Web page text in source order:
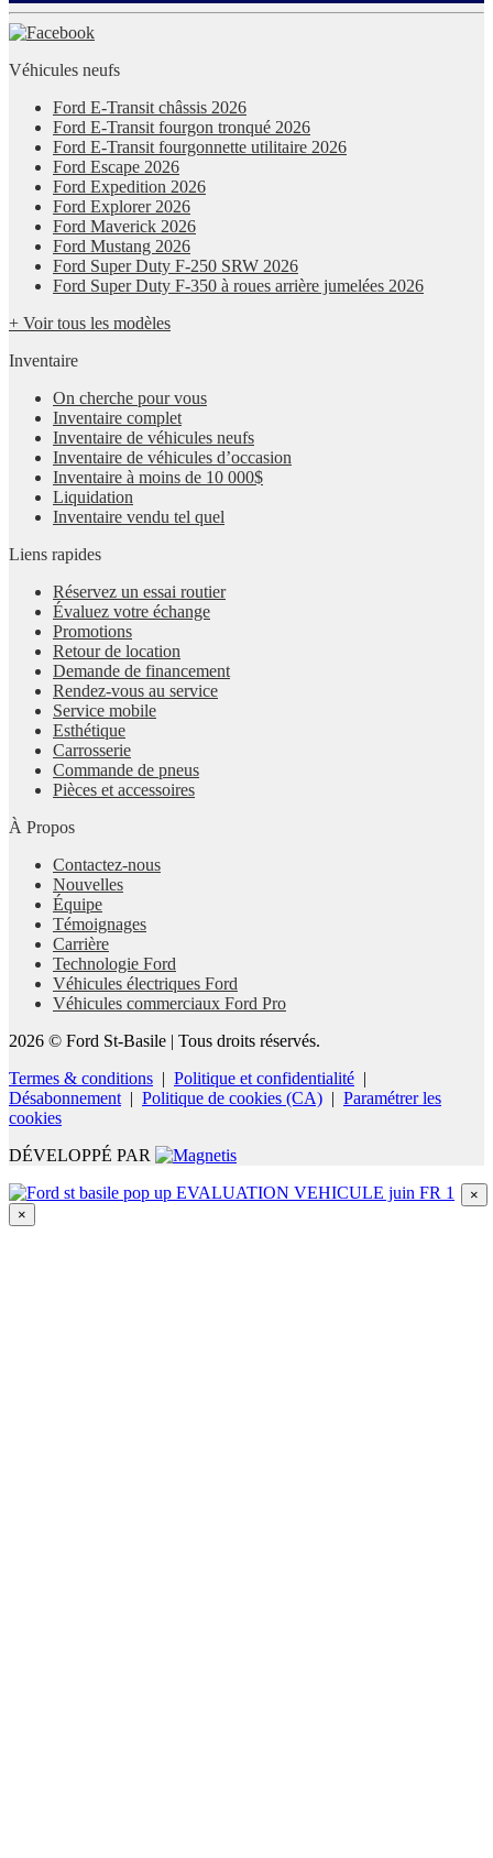
Véhicules neufs
Ford E-Transit châssis 2026
Ford E-Transit fourgon tronqué 2026
Ford E-Transit fourgonnette utilitaire 2026
Ford Escape 2026
Ford Expedition 2026
Ford Explorer 2026
Ford Maverick 2026
Ford Mustang 2026
Ford Super Duty F-250 SRW 2026
Ford Super Duty F-350 à roues arrière jumelées 2026
+ Voir tous les modèles
Inventaire
On cherche pour vous
Inventaire complet
Inventaire de véhicules neufs
Inventaire de véhicules d’occasion
Inventaire à moins de 10 000$
Liquidation
Inventaire vendu tel quel
Liens rapides
Réservez un essai routier
Évaluez votre échange
Promotions
Retour de location
Demande de financement
Rendez-vous au service
Service mobile
Esthétique
Carrosserie
Commande de pneus
Pièces et accessoires
À Propos
Contactez-nous
Nouvelles
Équipe
Témoignages
Carrière
Technologie Ford
Véhicules électriques Ford
Véhicules commerciaux Ford Pro
2026 © Ford St-Basile | Tous droits réservés.
Termes & conditions | Politique et confidentialité |
Désabonnement | Politique de cookies (CA) | Paramétrer les
cookies
DÉVELOPPÉ PAR
×
×